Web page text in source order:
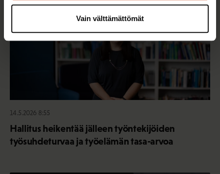
Vain välttämättömät
14.5.2026 8:55
Hallitus heikentää jälleen työntekijöiden
työsuhdeturvaa ja työelämän tasa-arvoa